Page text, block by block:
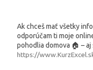
Ak chceš mať všetky
odporúčam ti moje
pohodlia domova 🏠 –
https://